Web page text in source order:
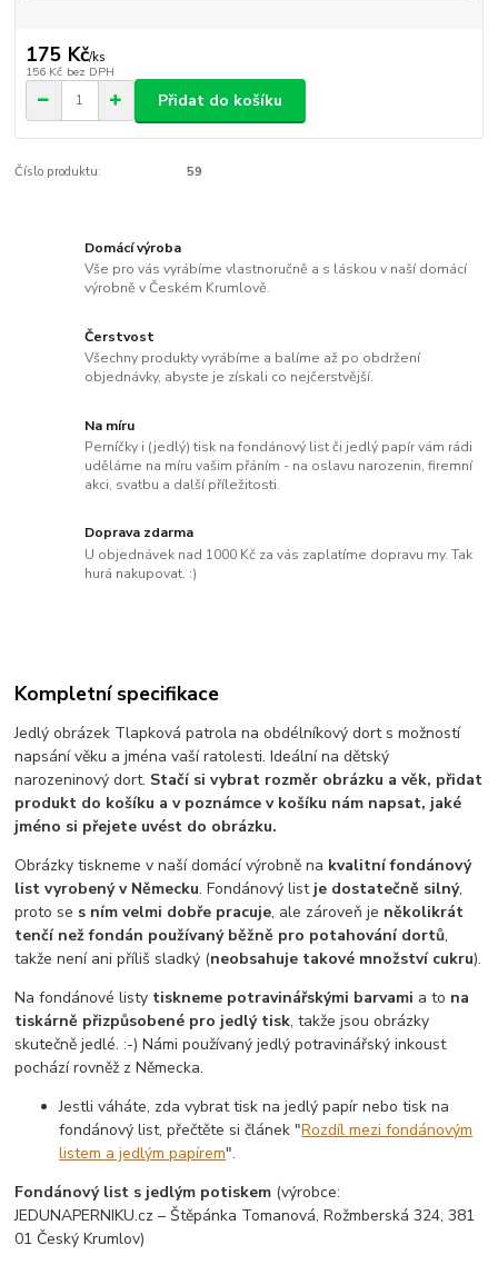
175 Kč/ks
156 Kč bez DPH
Přidat do košíku
Číslo produktu: 59
Domácí výroba
Vše pro vás vyrábíme vlastnoručně a s láskou v naší domácí
výrobně v Českém Krumlově.
Čerstvost
Všechny produkty vyrábíme a balíme až po obdržení
objednávky, abyste je získali co nejčerstvější.
Na míru
Perníčky i (jedlý) tisk na fondánový list či jedlý papír vám rádi
uděláme na míru vašim přáním - na oslavu narozenin, firemní
akci, svatbu a další příležitosti.
Doprava zdarma
U objednávek nad 1000 Kč za vás zaplatíme dopravu my. Tak
hurá nakupovat. :)
Kompletní specifikace
Jedlý obrázek Tlapková patrola na obdélníkový dort s možností
napsání věku a jména vaší ratolesti. Ideální na dětský
narozeninový dort. Stačí si vybrat rozměr obrázku a věk, přidat
produkt do košíku a v poznámce v košíku nám napsat, jaké
jméno si přejete uvést do obrázku.
Obrázky tiskneme v naší domácí výrobně na kvalitní fondánový
list vyrobený v Německu. Fondánový list je dostatečně silný,
proto se s ním velmi dobře pracuje, ale zároveň je několikrát
tenčí než fondán používaný běžně pro potahování dortů,
takže není ani příliš sladký (neobsahuje takové množství cukru).
Na fondánové listy tiskneme potravinářskými barvami a to na
tiskárně přizpůsobené pro jedlý tisk, takže jsou obrázky
skutečně jedlé. :-) Námi používaný jedlý potravinářský inkoust
pochází rovněž z Německa.
Jestli váháte, zda vybrat tisk na jedlý papír nebo tisk na
fondánový list, přečtěte si článek "Rozdíl mezi fondánovým
listem a jedlým papírem".
Fondánový list s jedlým potiskem (výrobce:
JEDUNAPERNIKU.cz – Štěpánka Tomanová, Rožmberská 324, 381
01 Český Krumlov)